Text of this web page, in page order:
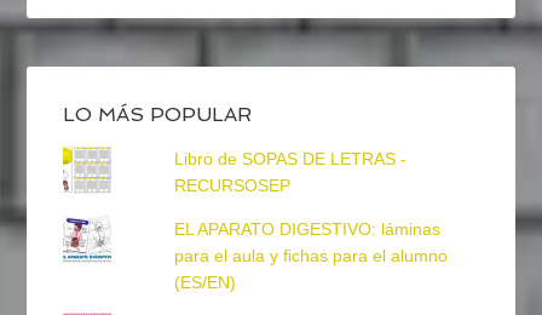
LO MÁS POPULAR
Libro de SOPAS DE LETRAS -
RECURSOSEP
EL APARATO DIGESTIVO: láminas
para el aula y fichas para el alumno
(ES/EN)